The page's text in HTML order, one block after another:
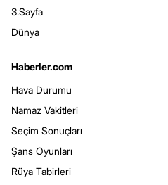
3.Sayfa
Dünya
Haberler.com
Hava Durumu
Namaz Vakitleri
Seçim Sonuçları
Şans Oyunları
Rüya Tabirleri